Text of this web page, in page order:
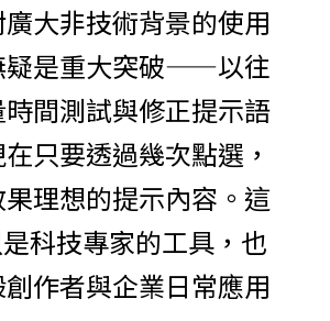
大非技術背景的使用
疑是重大突破——以往
間測試與修正提示語
只要透過幾次點選，
理想的提示內容。這
科技專家的工具，也
作者與企業日常應用